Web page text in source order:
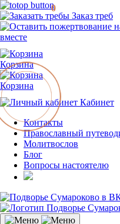
Заказ треб
вместе
Корзина
Корзина
0
Кабинет
Контакты
Православный
Молитвослов
Блог
Вопросы настоятелю